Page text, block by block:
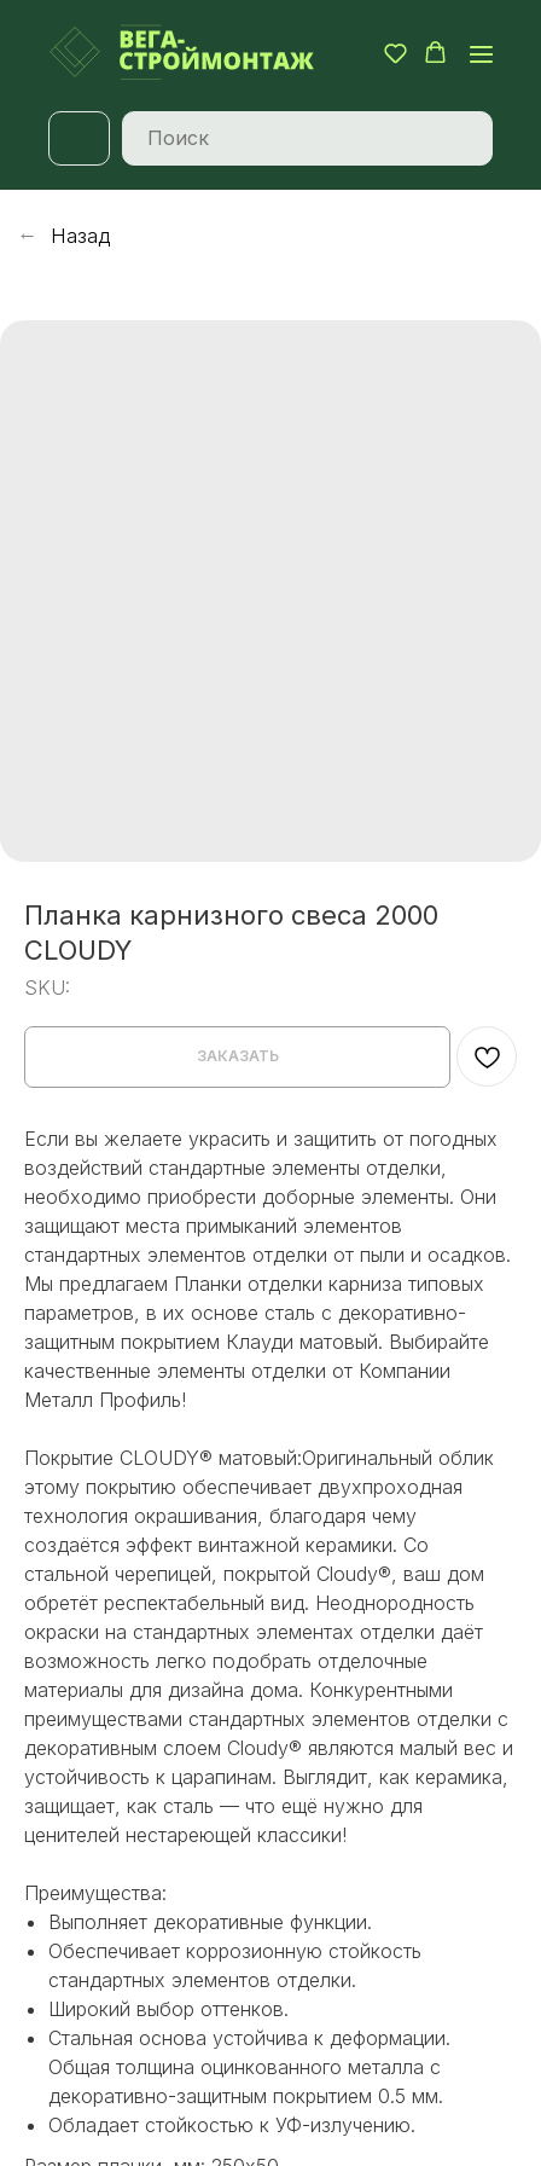
Назад
Планка карнизного свеса 2000
CLOUDY
SKU:
ЗАКАЗАТЬ
Если вы желаете украсить и защитить от погодных
воздействий стандартные элементы отделки,
необходимо приобрести доборные элементы. Они
защищают места примыканий элементов
стандартных элементов отделки от пыли и осадков.
Мы предлагаем Планки отделки карниза типовых
параметров, в их основе сталь с декоративно-
защитным покрытием Клауди матовый. Выбирайте
качественные элементы отделки от Компании
Металл Профиль!
Покрытие CLOUDY® матовый:Оригинальный облик
этому покрытию обеспечивает двухпроходная
технология окрашивания, благодаря чему
создаётся эффект винтажной керамики. Со
стальной черепицей, покрытой Cloudy®, ваш дом
обретёт респектабельный вид. Неоднородность
окраски на стандартных элементах отделки даёт
возможность легко подобрать отделочные
материалы для дизайна дома. Конкурентными
преимуществами стандартных элементов отделки с
декоративным слоем Cloudy® являются малый вес и
устойчивость к царапинам. Выглядит, как керамика,
защищает, как сталь — что ещё нужно для
ценителей нестареющей классики!
Преимущества:
Выполняет декоративные функции.
Обеспечивает коррозионную стойкость
стандартных элементов отделки.
Широкий выбор оттенков.
Стальная основа устойчива к деформации.
Общая толщина оцинкованного металла с
декоративно-защитным покрытием 0.5 мм.
Обладает стойкостью к УФ-излучению.